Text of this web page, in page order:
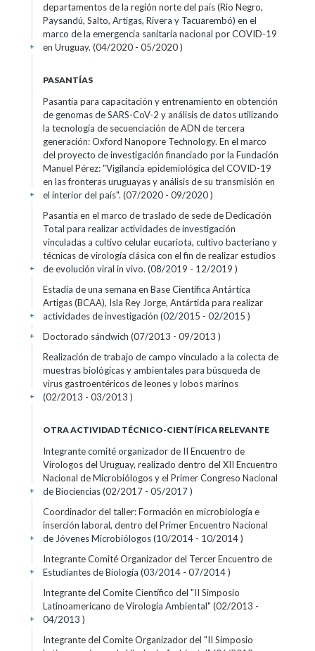
departamentos de la región norte del país (Rio Negro,
Paysandú, Salto, Artigas, Rivera y Tacuarembó) en el
marco de la emergencia sanitaría nacional por COVID-19
en Uruguay. (04/2020 - 05/2020 )
+
PASANTÍAS
Pasantía para capacitación y entrenamiento en obtención
de genomas de SARS-CoV-2 y análisis de datos utilizando
la tecnología de secuenciación de ADN de tercera
generación: Oxford Nanopore Technology. En el marco
del proyecto de investigación financiado por la Fundación
Manuel Pérez: "Vigilancia epidemiológica del COVID-19
en las fronteras uruguayas y análisis de su transmisión en
el interior del país". (07/2020 - 09/2020 )
+
Pasantía en el marco de traslado de sede de Dedicación
Total para realizar actividades de investigación
vinculadas a cultivo celular eucariota, cultivo bacteriano y
técnicas de virología clásica con el fin de realizar estudios
de evolución viral in vivo. (08/2019 - 12/2019 )
+
Estadía de una semana en Base Científica Antártica
Artigas (BCAA), Isla Rey Jorge, Antártida para realizar
actividades de investigación (02/2015 - 02/2015 )
+
Doctorado sándwich (07/2013 - 09/2013 )
+
Realización de trabajo de campo vinculado a la colecta de
muestras biológicas y ambientales para búsqueda de
virus gastroentéricos de leones y lobos marinos
(02/2013 - 03/2013 )
+
OTRA ACTIVIDAD TÉCNICO-CIENTÍFICA RELEVANTE
Integrante comité organizador de II Encuentro de
Virologos del Uruguay, realizado dentro del XII Encuentro
Nacional de Microbiólogos y el Primer Congreso Nacional
de Biociencias (02/2017 - 05/2017 )
+
Coordinador del taller: Formación en microbiología e
inserción laboral, dentro del Primer Encuentro Nacional
de Jóvenes Microbiólogos (10/2014 - 10/2014 )
+
Integrante Comité Organizador del Tercer Encuentro de
Estudiantes de Biología (03/2014 - 07/2014 )
+
Integrante del Comite Científico del "II Simposio
Latinoamericano de Virología Ambiental" (02/2013 -
04/2013 )
+
Integrante del Comite Organizador del "II Simposio